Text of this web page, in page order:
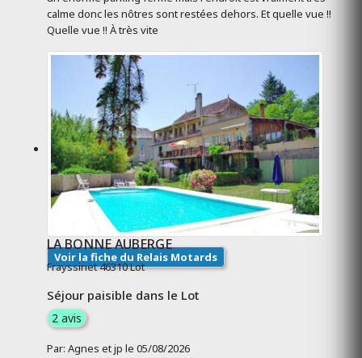
calme donc les nôtres sont restées dehors. Et quelle vue !!
Quelle vue !! À très vite
Voir la fiche du Relais Motards
LA BONNE AUBERGE
Frayssinet 46310 Lot
Séjour paisible dans le Lot
2 avis
Par: Agnes et jp le 05/08/2026